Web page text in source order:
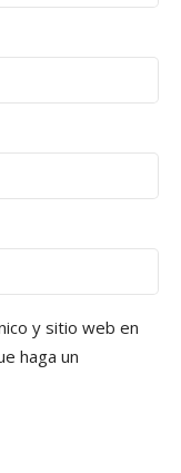
y sitio web en
haga un